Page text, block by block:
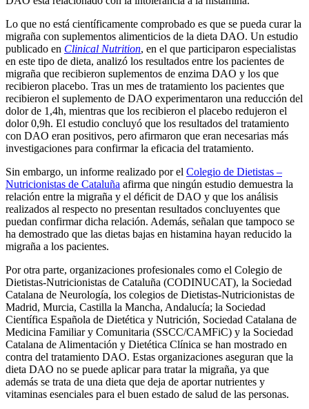
Lo que no está científicamente comprobado es que se pueda curar la
migraña con suplementos alimenticios de la dieta DAO. Un estudio
publicado en Clinical Nutrition, en el que participaron especialistas
en este tipo de dieta, analizó los resultados entre los pacientes de
migraña que recibieron suplementos de enzima DAO y los que
recibieron placebo. Tras un mes de tratamiento los pacientes que
recibieron el suplemento de DAO experimentaron una reducción del
dolor de 1,4h, mientras que los recibieron el placebo redujeron el
dolor 0,9h. El estudio concluyó que los resultados del tratamiento
con DAO eran positivos, pero afirmaron que eran necesarias más
investigaciones para confirmar la eficacia del tratamiento.
Sin embargo, un informe realizado por el Colegio de Dietistas –
Nutricionistas de Cataluña afirma que ningún estudio demuestra la
relación entre la migraña y el déficit de DAO y que los análisis
realizados al respecto no presentan resultados concluyentes que
puedan confirmar dicha relación. Además, señalan que tampoco se
ha demostrado que las dietas bajas en histamina hayan reducido la
migraña a los pacientes.
Por otra parte, organizaciones profesionales como el Colegio de
Dietistas-Nutricionistas de Cataluña (CODINUCAT), la Sociedad
Catalana de Neurología, los colegios de Dietistas-Nutricionistas de
Madrid, Murcia, Castilla la Mancha, Andalucía; la Sociedad
Científica Española de Dietética y Nutrición, Sociedad Catalana de
Medicina Familiar y Comunitaria (SSCC/CAMFiC) y la Sociedad
Catalana de Alimentación y Dietética Clínica se han mostrado en
contra del tratamiento DAO. Estas organizaciones aseguran que la
dieta DAO no se puede aplicar para tratar la migraña, ya que
además se trata de una dieta que deja de aportar nutrientes y
vitaminas esenciales para el buen estado de salud de las personas.